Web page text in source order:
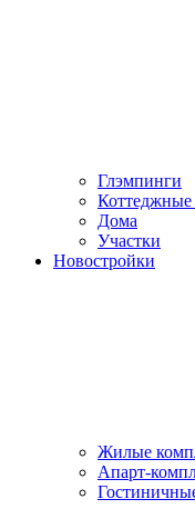
Глэмпинги
Коттеджные
Дома
Участки
Новостройки
Жилые
Апарт-